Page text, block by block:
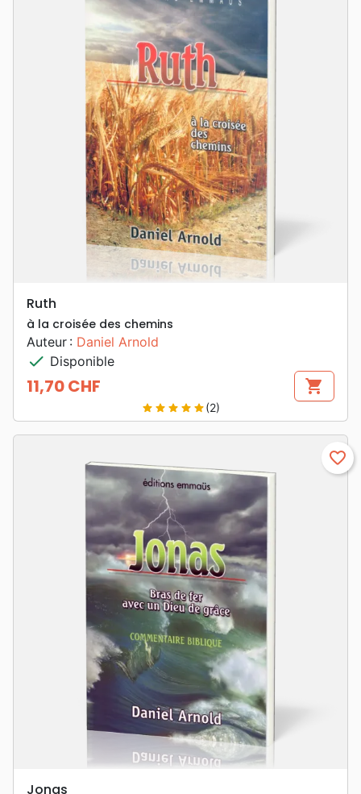
Ruth
à la croisée des chemins
Auteur : Daniel Arnold
check Disponible
Prix
11,70 CHF shopping_cart
star star star star star(2)
favorite_border
Jonas